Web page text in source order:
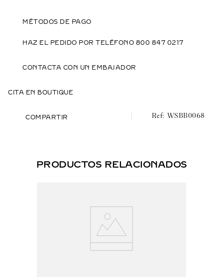
Hermético hasta 3 bares (~30 metros).
MÉTODOS DE PAGO
HAZ EL PEDIDO POR TELÉFONO 800 847 0217
CONTACTA CON UN EMBAJADOR
CITA EN BOUTIQUE
COMPARTIR WSBB0068
PRODUCTOS RELACIONADOS